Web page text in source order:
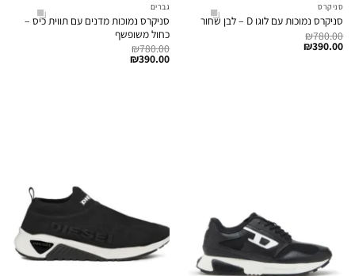
סניקרס
סניקרס נמוכות עם לוגו D – לבן שחור
₪780.00
₪390.00
גברים
סניקרס נמוכות מדנים עם תווית כיס –
כחול משופשף
₪780.00
₪390.00